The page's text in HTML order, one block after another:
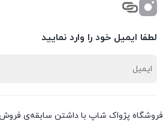
لطفا ایمیل خود را وارد نمایید